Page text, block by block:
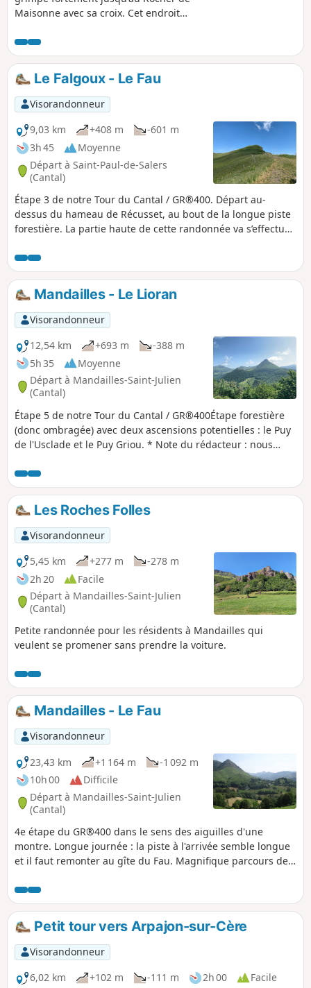
Maisonne avec sa croix. Cet endroit
ville de Vic-sur-Cère et la vallée de la
Cère, puis le détour par la Cascade du
Trou de la Conche procure un havre de
fraîcheur.Le Falgoux - Le Fau
Visorandonneur
9,03 km
+408 m
-601 m
3h 45
Moyenne
Départ à Saint-Paul-de-Salers
(Cantal)
Étape 3 de notre Tour du Cantal / GR®400. Départ au-
dessus du hameau de Récusset, au bout de la longue piste
forestière. La partie haute de cette randonnée va s’effectuer
si certains passages sont ombragés reste exposée.
Mandailles - Le Lioran
Visorandonneur
12,54 km
+693 m
-388 m
5h 35
Moyenne
Départ à Mandailles-Saint-Julien
(Cantal)
Étape 5 de notre Tour du Cantal / GR®400Étape forestière
(donc ombragée) avec deux ascensions potentielles : le Puy
de l'Usclade et le Puy Griou. * Note du rédacteur : nous
GR®400 qui va faire un large détour jusqu'au Col de Pertus
ce qui nous parait sans intérêt pour nous. Nous rejoindrons
le col de Gliziou par les PR® (Balisage Orange et Vert) qui
remontent la vallée du Ruisseau du Luc.
Les Roches Folles
Visorandonneur
5,45 km
+277 m
-278 m
2h 20
Facile
Départ à Mandailles-Saint-Julien
(Cantal)
Petite randonnée pour les résidents à Mandailles qui
veulent se promener sans prendre la voiture.
Mandailles - Le Fau
Visorandonneur
23,43 km
+1 164 m
-1 092 m
10h 00
Difficile
Départ à Mandailles-Saint-Julien
(Cantal)
4e étape du GR®400 dans le sens des aiguilles d'une
montre. Longue journée : la piste à l'arrivée semble longue
et il faut remonter au gîte du Fau. Magnifique parcours de
Petit tour vers Arpajon-sur-Cère
Visorandonneur
6,02 km
+102 m -111 m 2h 00
Facile